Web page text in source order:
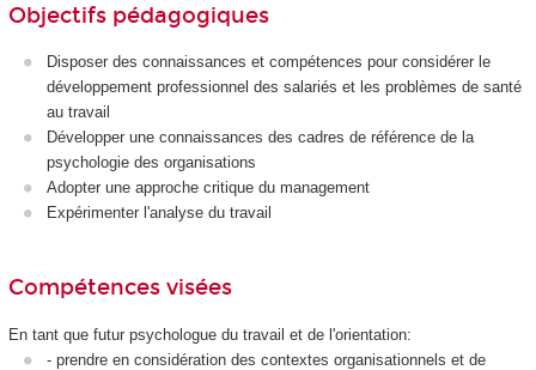
Objectifs pédagogiques
Disposer des connaissances et compétences pour considérer le
développement professionnel des salariés et les problèmes de santé
au travail
Développer une connaissances des cadres de référence de la
psychologie des organisations
Adopter une approche critique du management
Expérimenter l'analyse du travail
Compétences visées
En tant que futur psychologue du travail et de l'orientation:
- prendre en considération des contextes organisationnels et de